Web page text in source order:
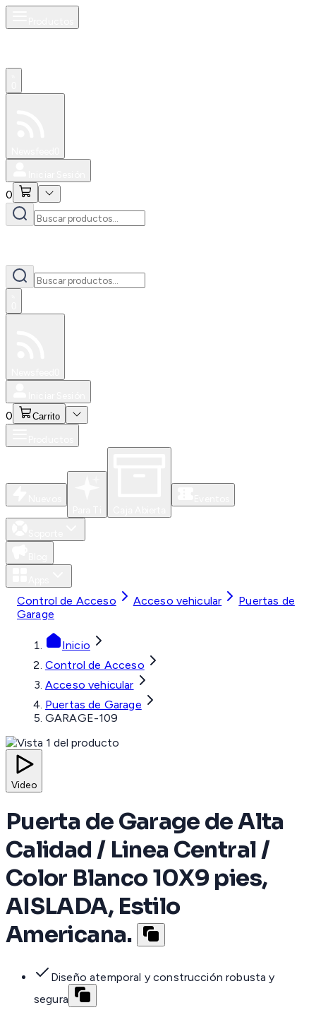
0
0 Carrito
Control de Acceso Acceso vehicular
Puertas de
Garage
Inicio
Control de Acceso
Acceso vehicular
Puertas de Garage
GARAGE-109
Video
Puerta de Garage de Alta
Calidad / Linea Central /
Color Blanco 10X9 pies,
AISLADA, Estilo
Americana.
Diseño atemporal y construcción robusta y
segura